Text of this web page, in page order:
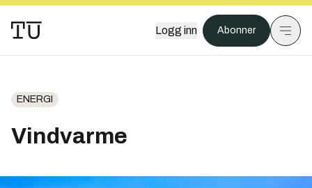
Logg inn Abonner
ENERGI
Vindvarme